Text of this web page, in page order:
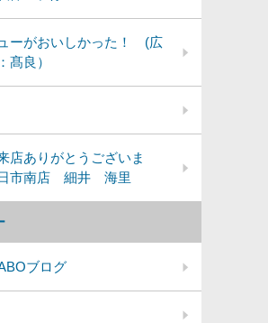
ブログ
ーがおいしかった！ (広
髙良）
店ありがとうございま
市南店 細井 海里